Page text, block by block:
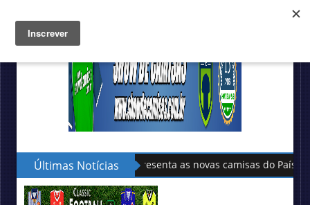
Últimas Notícias
Sudu apresenta as novas camisas do País de Gales